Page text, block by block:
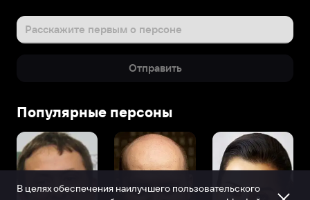
Расскажите первым о персоне
Отправить
Популярные персоны
В целях обеспечения наилучшего пользовательского